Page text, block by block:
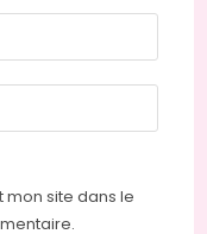
site dans le